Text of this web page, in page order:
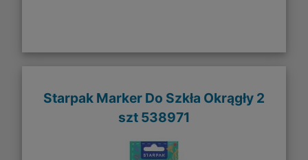
Starpak Marker Do Szkła Okrągły 2
szt 538971